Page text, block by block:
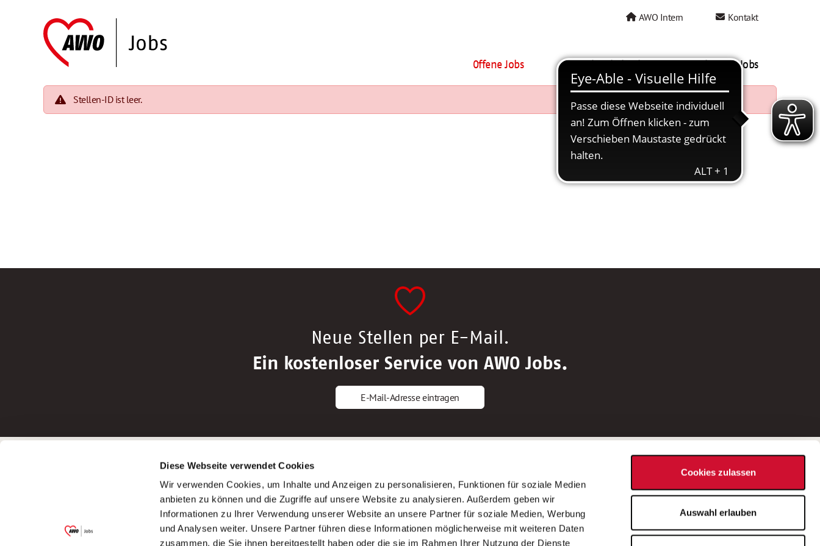
Diese Webseite verwendet Cookies
Wir verwenden Cookies, um Inhalte und Anzeigen zu personalisieren, Funktionen für soziale Medien
anbieten zu können und die Zugriffe auf unsere Website zu analysieren. Außerdem geben wir
Informationen zu Ihrer Verwendung unserer Website an unsere Partner für soziale Medien, Werbung
und Analysen weiter. Unsere Partner führen diese Informationen möglicherweise mit weiteren Daten
zusammen, die Sie ihnen bereitgestellt haben oder die sie im Rahmen Ihrer Nutzung der Dienste
Cookies zulassen
Auswahl erlauben
AWO Intern Kontakt
Offene Jobs AWO als Arbeitgeber Mein AWO Jobs
Stellen-ID ist leer.
Neue Stellen per E-Mail.
Ein kostenloser Service von AWO Jobs.
E-Mail-Adresse eintragen
Garitz Bewirtschaftungsbetriebe GmbH
(Ein Tochterunternehmen des AWO
Bezirksverbandes Unterfranken e.V.)
Bewerbungstipps
Bewerbung als Altenpfleger*in
Bewerbung als Krankenpfleger*in
Bewerbung als Altenpflegehelfer*in
Bewerbung als Erzieher*in
AWO Gliederungen nach Bundesland
Stellenangebote nach Bundesländern
Sitemap
Impressum
Datenschutz
Bei Fragen zu einer Stellenausschreibung
wenden Sie sich bitte an die*den in der
Stellenausschreibung genannte*n